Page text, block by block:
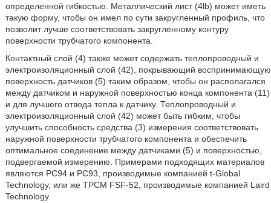
определенной гибкостью. Металлический лист (4lb) может иметь
такую форму, чтобы он имел по сути закругленный профиль, что
позволит лучше соответствовать закругленному контуру
поверхности трубчатого компонента.
Контактный слой (4) также может содержать теплопроводный и
электроизоляционный слой (42), покрывающий воспринимающую
поверхность датчиков (5) таким образом, чтобы он располагался
между датчиком и наружной поверхностью конца компонента (11)
и для лучшего отвода тепла к датчику. Теплопроводный и
электроизоляционный слой (42) может быть гибким, чтобы
улучшить способность средства (3) измерения соответствовать
наружной поверхности трубчатого компонента и обеспечить
оптимальное соединение между датчиками (5) и поверхностью,
подвергаемой измерению. Примерами подходящих материалов
являются РС94 и РС93, производимые компанией t-Global
Technology, или же ТРСМ FSF-52, производимые компанией Laird
Technology.